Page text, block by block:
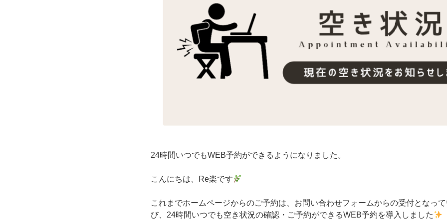
24時間いつでもWEB予約ができるようになりました。
こんにちは、Re楽です
これまでホームページからのご予約は、お問い合わせフォームからの受付となっ
び、24時間いつでも空き状況の確認・ご予約ができるWEB予約を導入しました